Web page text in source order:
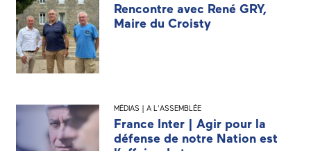
Rencontre avec René GRY,
Maire du Croisty
MÉDIAS | A L'ASSEMBLÉE
France Inter | Agir pour la
défense de notre Nation est